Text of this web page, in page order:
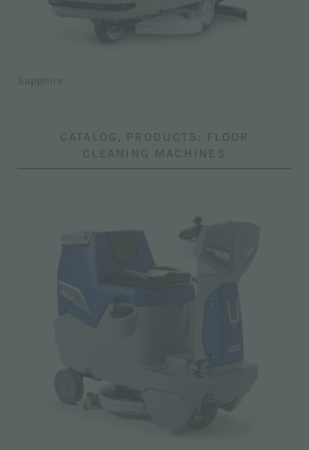
Sapphire
CATALOG, PRODUCTS: FLOOR
CLEANING MACHINES